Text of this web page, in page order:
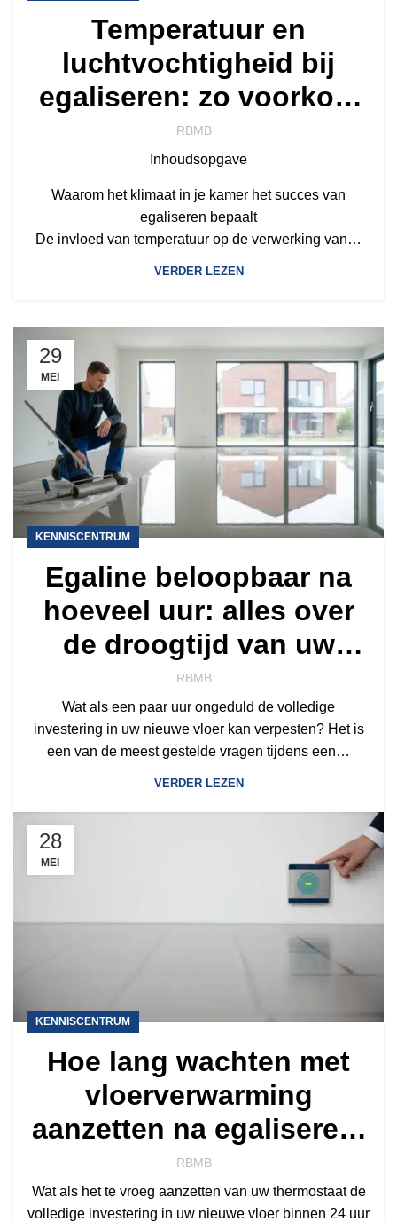
Temperatuur en
luchtvochtigheid bij
egaliseren: zo voorkom
je vloerproblemen
RBMB
Inhoudsopgave
Waarom het klimaat in je kamer het succes van
egaliseren bepaalt
De invloed van temperatuur op de verwerking van…
VERDER LEZEN
29
MEI
KENNISCENTRUM
Egaline beloopbaar na
hoeveel uur: alles over
de droogtijd van uw
vloer
RBMB
Wat als een paar uur ongeduld de volledige
investering in uw nieuwe vloer kan verpesten? Het is
een van de meest gestelde vragen tijdens een…
VERDER LEZEN
28
MEI
KENNISCENTRUM
Hoe lang wachten met
vloerverwarming
aanzetten na egaliseren:
de complete gids voor
2026
RBMB
Wat als het te vroeg aanzetten van uw thermostaat de
volledige investering in uw nieuwe vloer binnen 24 uur